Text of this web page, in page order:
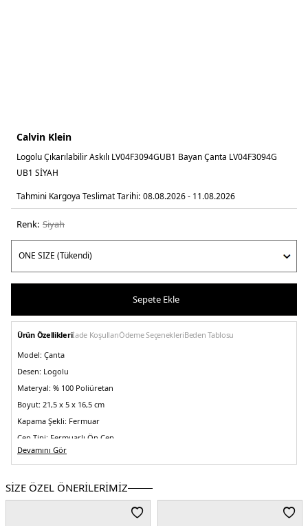
Calvin Klein
Logolu Çıkarılabilir Askılı LV04F3094GUB1 Bayan Çanta LV04F3094G
UB1 SİYAH
Tahmini Kargoya Teslimat Tarihi: 08.08.2026 - 11.08.2026
Renk: si̇yah
Sepete Ekle
Ürün Özellikleriİade KoşullarıÖdeme SeçenekleriBeden Tablosu
Model: Çanta
Desen: Logolu
Materyal: % 100 Poliüretan
Boyut: 21,5 x 5 x 16,5 cm
Kapama Şekli: Fermuar
Cep Tipi: Fermuarlı Ön Cep
Askı Türü:Çıkarılabilir ve Ayarlanabilir Askılı
Detaylar: - Çıkarılabilir ve ayarlanabilir tutma saplı
5DE2LV04F3094GUB1.07
Devamını Gör
SİZE ÖZEL ÖNERİLERİMİZ